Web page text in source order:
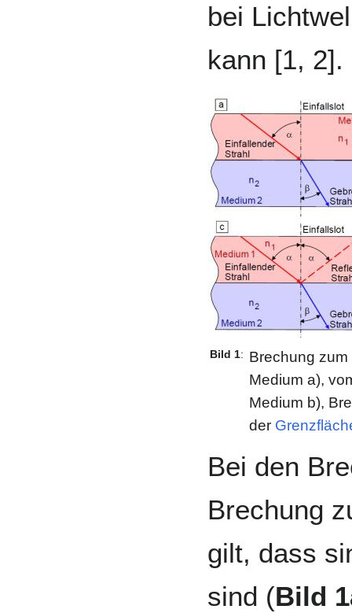
bei
kann [1, 2].
Bild 1: Brechung
Medium a),
Medium b),
der
Bei den
Brechung
gilt, dass
sind (Bild